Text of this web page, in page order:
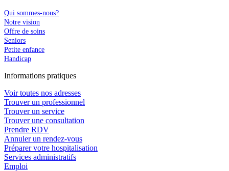
Qui sommes-nous?
Notre vision
Offre de soins
Seniors
Petite enfance
Handicap
Informations pratiques
Voir toutes nos adresses
Trouver un professionnel
Trouver un service
Trouver une consultation
Prendre RDV
Annuler un rendez-vous
Préparer votre hospitalisation
Services administratifs
Emploi​